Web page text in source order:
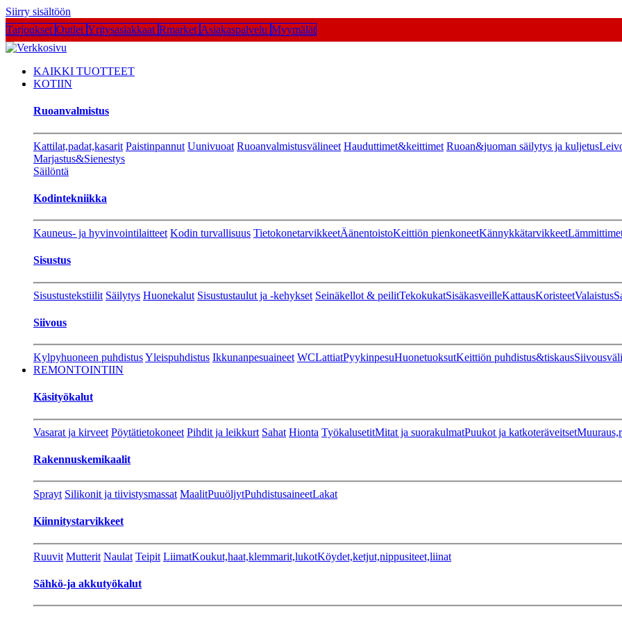
Siirry sisältöön
Tarjoukset Outlet Yritysasiakkaat Rmarket Asiakaspalvelu Myymälät
KAIKKI TUOTTEET
KOTIIN
Ruoanvalmistus
Kattilat,padat,kasarit Paistinpannut Uunivuoat Ruoanvalmistusvälineet Hauduttimet&keittimet Ruoan&juoman säilytys ja kuljetus
Marjastus&Sienestys
Säilöntä
Kodintekniikka
Kauneus- ja hyvinvointilaitteet Kodin turvallisuus TietokonetarvikkeetÄänentoistoKeittiön pienkoneetKännykkätarvikkeet
Sisustus
Sisustustekstiilit Säilytys Huonekalut Sisustustaulut ja -kehykset Seinäkellot & peilitTekokukatSisäkasveilleKattausKoristeetValaistus
Siivous
Kylpyhuoneen puhdistusYleispuhdistus Ikkunanpesuaineet WCLattiatPyykinpesuHuonetuoksutKeittiön puhdistus&tiskaus
REMONTOINTIIN
Käsityökalut
Vasarat ja kirveet Pöytätietokoneet Pihdit ja leikkurt Sahat Hionta TyökalusetitMitat ja suorakulmatPuukot ja katkoteräveitset
Rakennuskemikaalit
Sprayt Silikonit ja tiivistysmassat MaalitPuuöljytPuhdistusaineetLakat
Kiinnitystarvikkeet
Ruuvit Mutterit Naulat Teipit LiimatKoukut,haat,klemmarit,lukotKöydet,ketjut,nippusiteet,liinat
Sähkö-ja akkutyökalut